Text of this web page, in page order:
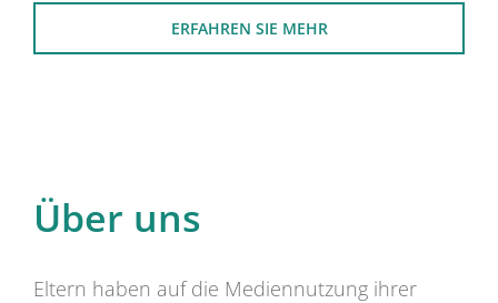
ERFAHREN SIE MEHR
Über uns
Eltern haben auf die Mediennutzung ihrer